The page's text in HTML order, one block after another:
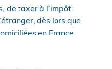
de taxer à l’impôt
dès lors que
en France.